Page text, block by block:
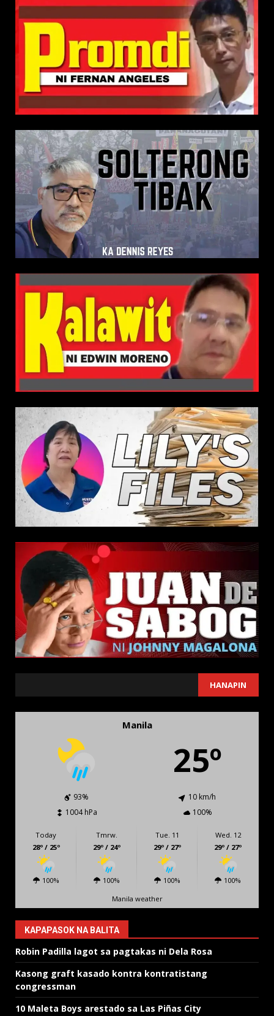
HANAPIN
Manila
25º
93%
10 km/h
1004 hPa
100%
Today
28º / 25º
100%
Tmrw.
29º / 24º
100%
Tue. 11
29º / 27º
100%
Wed. 12
29º / 27º
100%
Manila weather
KAPAPASOK NA BALITA
Robin Padilla lagot sa pagtakas ni Dela Rosa
Kasong graft kasado kontra kontratistang
congressman
10 Maleta Boys arestado sa Las Piñas City